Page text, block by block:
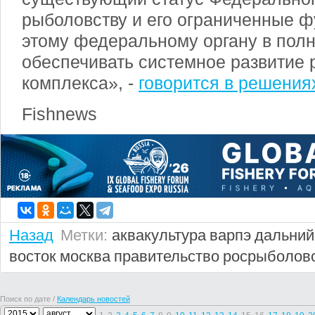
рыболовству и его ограниченные
этому федеральному органу в
обеспечивать системное развитие
комплекса», - говорится в
Fishnews
Назад Метки: аквакультура варпэ дальний
восток москва правительство
Поиск по дате / Календарь новостей